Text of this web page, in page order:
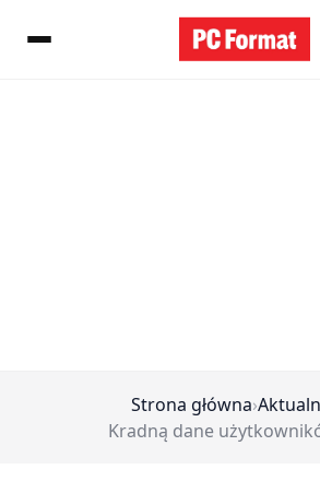
Strona główna›
Kradną dane